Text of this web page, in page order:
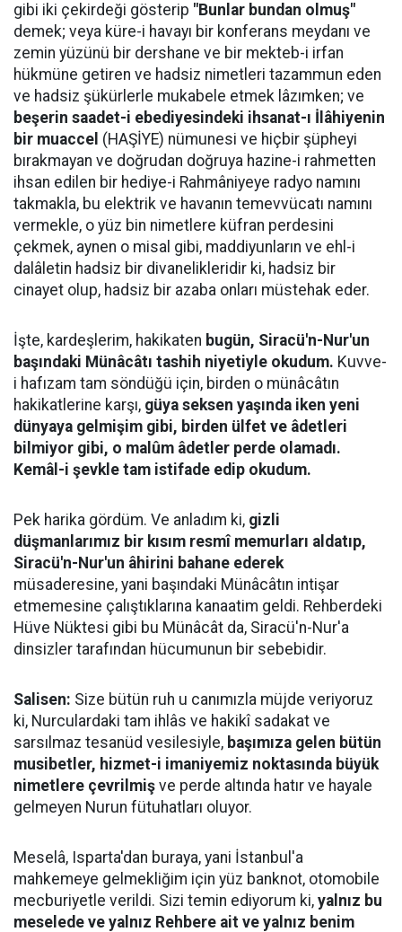
gibi iki çekirdeği gösterip "Bunlar bundan olmuş"
demek; veya küre-i havayı bir konferans meydanı ve
zemin yüzünü bir dershane ve bir mekteb-i irfan
hükmüne getiren ve hadsiz nimetleri tazammun eden
ve hadsiz şükürlerle mukabele etmek lâzımken; ve
beşerin saadet-i ebediyesindeki ihsanat-ı İlâhiyenin
bir muaccel (HAŞİYE) nümunesi ve hiçbir şüpheyi
bırakmayan ve doğrudan doğruya hazine-i rahmetten
ihsan edilen bir hediye-i Rahmâniyeye radyo namını
takmakla, bu elektrik ve havanın temevvücatı namını
vermekle, o yüz bin nimetlere küfran perdesini
çekmek, aynen o misal gibi, maddiyunların ve ehl-i
dalâletin hadsiz bir divanelikleridir ki, hadsiz bir
cinayet olup, hadsiz bir azaba onları müstehak eder.
İşte, kardeşlerim, hakikaten bugün, Siracü'n-Nur'un
başındaki Münâcâtı tashih niyetiyle okudum. Kuvve-
i hafızam tam söndüğü için, birden o münâcâtın
hakikatlerine karşı, güya seksen yaşında iken yeni
dünyaya gelmişim gibi, birden ülfet ve âdetleri
bilmiyor gibi, o malûm âdetler perde olamadı.
Kemâl-i şevkle tam istifade edip okudum.
Pek harika gördüm. Ve anladım ki, gizli
düşmanlarımız bir kısım resmî memurları aldatıp,
Siracü'n-Nur'un âhirini bahane ederek
müsaderesine, yani başındaki Münâcâtın intişar
etmemesine çalıştıklarına kanaatim geldi. Rehberdeki
Hüve Nüktesi gibi bu Münâcât da, Siracü'n-Nur'a
dinsizler tarafından hücumunun bir sebebidir.
Salisen: Size bütün ruh u canımızla müjde veriyoruz
ki, Nurculardaki tam ihlâs ve hakikî sadakat ve
sarsılmaz tesanüd vesilesiyle, başımıza gelen bütün
musibetler, hizmet-i imaniyemiz noktasında büyük
nimetlere çevrilmiş ve perde altında hatır ve hayale
gelmeyen Nurun fütuhatları oluyor.
Meselâ, Isparta'dan buraya, yani İstanbul'a
mahkemeye gelmekliğim için yüz banknot, otomobile
mecburiyetle verildi. Sizi temin ediyorum ki, yalnız bu
meselede ve yalnız Rehbere ait ve yalnız benim